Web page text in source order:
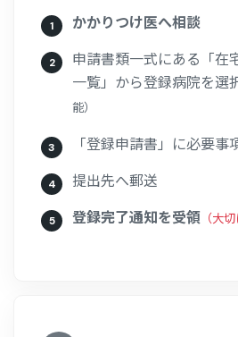
かかりつけ医へ相談
申請書類一式にある「在
一覧」から登録病院を選
能）
「登録申請書」に必要事
提出先へ郵送
登録完了通知を受領 （大